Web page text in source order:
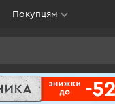
Покупцям